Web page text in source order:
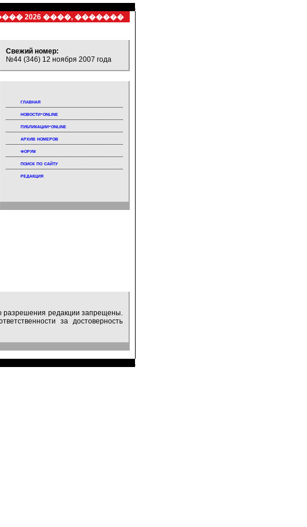
2026 ����, �������
Свежий номер:
№44 (346) 12 ноября 2007 года
главная
новости-online
публикации-online
архив номеров
форум
поиск по сайту
редакция
разрешения редакции запрещены.
за достоверность